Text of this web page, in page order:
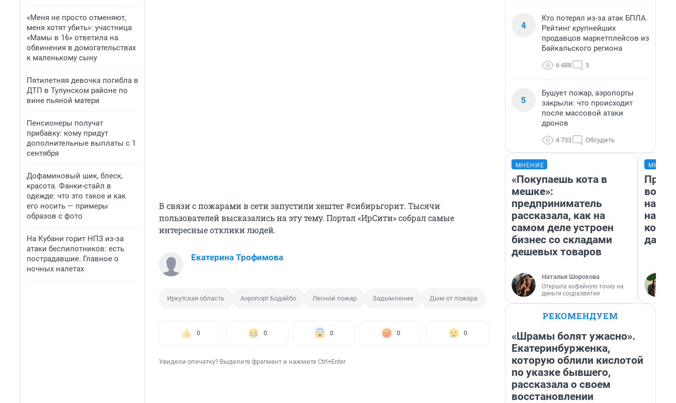
«Меня не просто отменяют,
меня хотят убить»: участница
«Мамы в 16» ответила на
обвинения в домогательствах
к маленькому сыну
Пятилетняя девочка погибла в
ДТП в Тулунском районе по
вине пьяной матери
Пенсионеры получат
прибавку: кому придут
дополнительные выплаты с 1
сентября
Дофаминовый шик, блеск,
красота. Фанки-стайл в
одежде: что это такое и как
его носить — примеры
образов с фото
На Кубани горит НПЗ из-за
атаки беспилотников: есть
пострадавшие. Главное о
ночных налетах
В связи с пожарами в сети запустили хештег #сибирьгорит. Тысячи
пользователей высказались на эту тему. Портал «ИрСити» собрал самые
интересные отклики людей.
Екатерина Трофимова
Иркутская область Аэропорт Бодайбо Лесной пожар Задымление Дым от пожара
0 0 0 0 0
Увидели опечатку? Выделите фрагмент и нажмите Ctrl+Enter
4
Кто потерял из-за атак БПЛА.
Рейтинг крупнейших
продавцов маркетплейсов из
Байкальского региона
6 488 3
5
Бушует пожар, аэропорты
закрыли: что происходит
после массовой атаки
дронов
4 733 Обсудить
МНЕНИЕ
«Покупаешь кота в
мешке»:
предприниматель
рассказала, как на
самом деле устроен
бизнес со складами
дешевых товаров
Наталья Шорохова
Открыла кофейную точку на
деньги соцразвития
нам
даже
РЕКОМЕНДУЕМ
«Шрамы болят ужасно».
Екатеринбурженка,
которую облили кислотой
по указке бывшего,
рассказала о своем
восстановлении